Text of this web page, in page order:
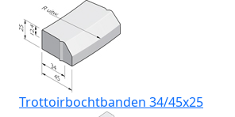
Trottoirbochtbanden 34/45x25